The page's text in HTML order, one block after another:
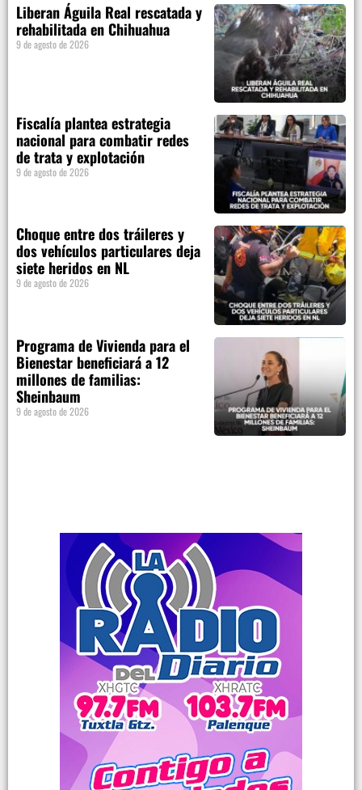
Liberan Águila Real rescatada y
rehabilitada en Chihuahua
9 de agosto de 2026
Fiscalía plantea estrategia
nacional para combatir redes
de trata y explotación
9 de agosto de 2026
Choque entre dos tráileres y
dos vehículos particulares deja
siete heridos en NL
9 de agosto de 2026
Programa de Vivienda para el
Bienestar beneficiará a 12
millones de familias:
Sheinbaum
9 de agosto de 2026